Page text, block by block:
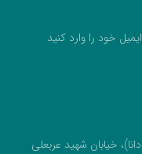
خود را وارد کنید
خیابان شهید عربعلی